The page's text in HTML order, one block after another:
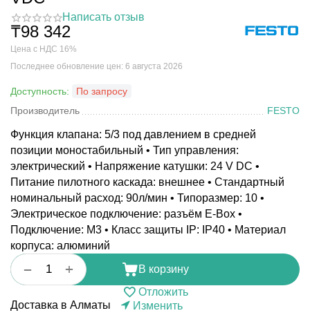
Написать отзыв
₸98 342
Цена с НДС 16%
Последнее обновление цен: 6 августа 2026
Доступность:
По запросу
Производитель
FESTO
Функция клапана: 5/3 под давлением в средней
позиции моностабильный • Тип управления:
электрический • Напряжение катушки: 24 V DC •
Питание пилотного каскада: внешнее • Стандартный
номинальный расход: 90л/мин • Типоразмер: 10 •
Электрическое подключение: разъём E-Box •
Подключение: M3 • Класс защиты IP: IP40 • Материал
корпуса: алюминий
+
−
В корзину
Отложить
Доставка в Алматы
Изменить